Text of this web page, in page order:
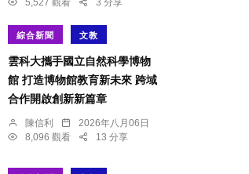
5,527 觀看
3 分享
綜合新聞 文教
雲科大攜手國立自然科學博物
館 打造博物館教育新未來 跨域
合作開啟創新新篇章
陳信利
2026年八月06日
8,096 觀看
13 分享